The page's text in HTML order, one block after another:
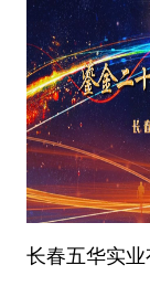
长春五华实